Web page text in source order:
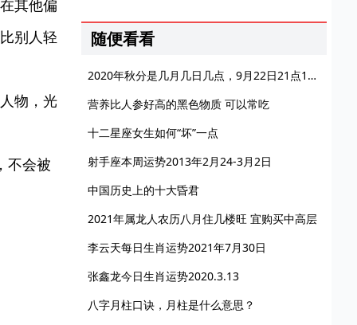
其他偏
别人轻
物，光
不会被
随便看看
2020年秋分是几月几日几点，9月22日21点14分秋分开始
营养比人参好高的黑色物质 可以常吃
十二星座女生如何“坏”一点
射手座本周运势2013年2月24-3月2日
中国历史上的十大昏君
2021年属龙人农历八月住几楼旺 宜购买中高层
李云天每日生肖运势2021年7月30日
张鑫龙今日生肖运势2020.3.13
八字月柱口诀，月柱是什么意思？